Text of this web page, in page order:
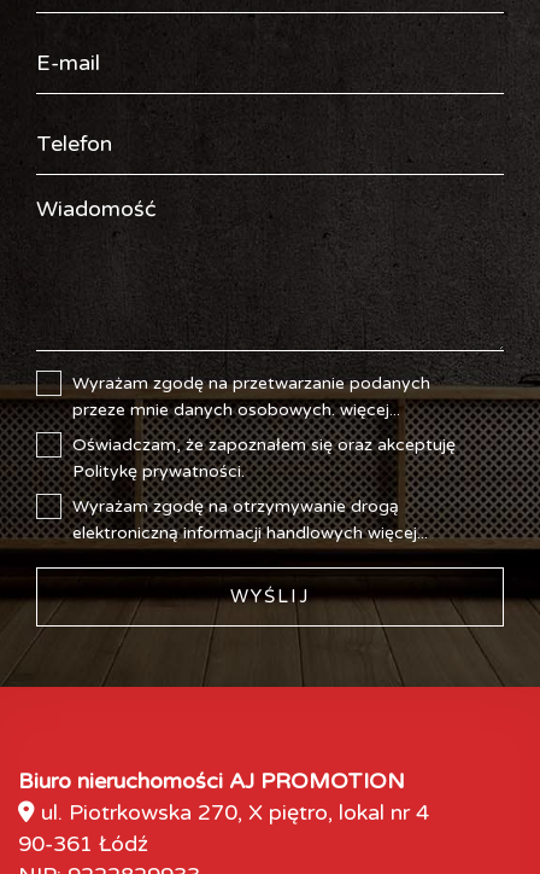
Wyrażam zgodę na przetwarzanie podanych
przeze mnie danych osobowych.więcej...
Oświadczam, że zapoznałem się oraz akceptuję
Politykę prywatności.
Wyrażam zgodę na otrzymywanie drogą
elektroniczną informacji handlowychwięcej...
WYŚLIJ
Biuro nieruchomości AJ PROMOTION
ul. Piotrkowska 270, X piętro, lokal nr 4
90-361 Łódź